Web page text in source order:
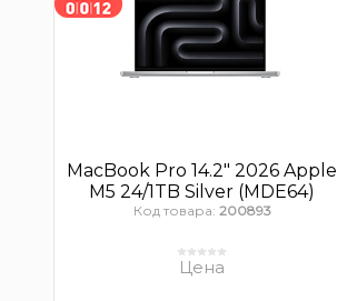
MacBook Pro 14.2″ 2026 Apple
M5 24/1TB Silver (MDE64)
Код товара: 200893
Цена